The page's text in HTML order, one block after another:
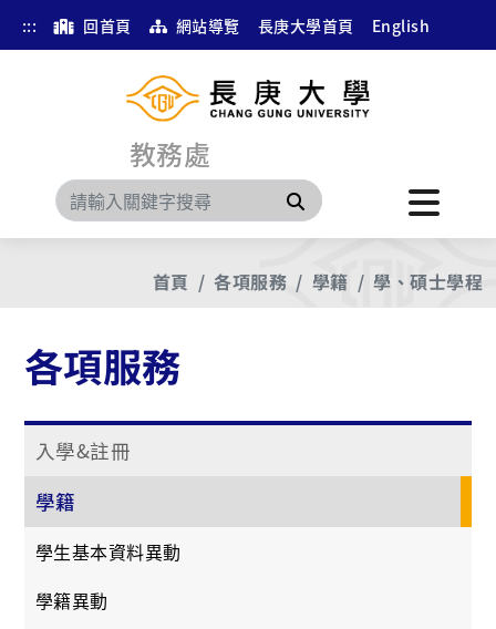
::: 回首頁 網站導覽 長庚大學首頁 English
教務處
搜尋
首頁 各項服務 學籍 學、碩士學程
各項服務
入學&註冊
學籍
學生基本資料異動
學籍異動